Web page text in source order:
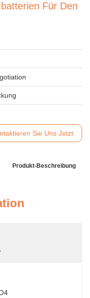
Für Den
Sie Uns Jetzt
Produkt-Beschreibung